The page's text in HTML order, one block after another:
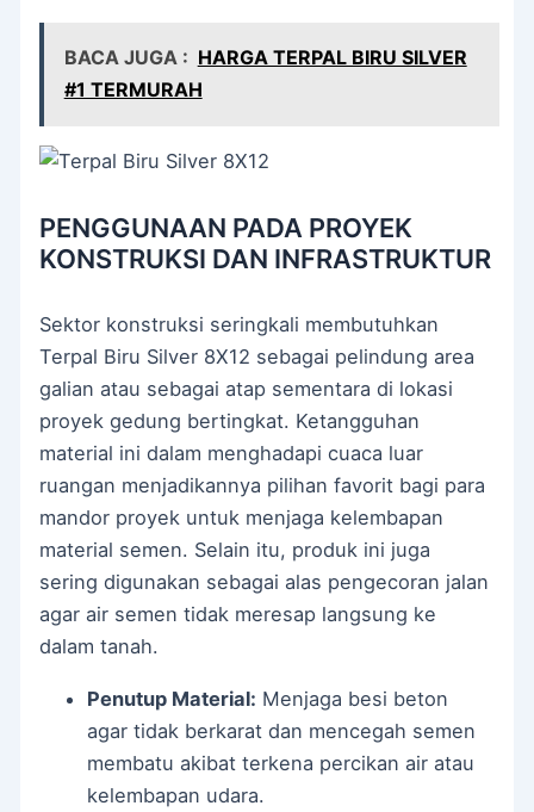
BACA JUGA : HARGA TERPAL BIRU SILVER
#1 TERMURAH
PENGGUNAAN PADA PROYEK
KONSTRUKSI DAN INFRASTRUKTUR
Sektor konstruksi seringkali membutuhkan
Terpal Biru Silver 8X12 sebagai pelindung area
galian atau sebagai atap sementara di lokasi
proyek gedung bertingkat. Ketangguhan
material ini dalam menghadapi cuaca luar
ruangan menjadikannya pilihan favorit bagi para
mandor proyek untuk menjaga kelembapan
material semen. Selain itu, produk ini juga
sering digunakan sebagai alas pengecoran jalan
agar air semen tidak meresap langsung ke
dalam tanah.
Penutup Material: Menjaga besi beton
agar tidak berkarat dan mencegah semen
membatu akibat terkena percikan air atau
kelembapan udara.